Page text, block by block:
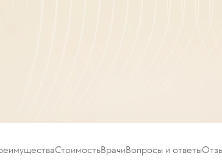
СтоимостьВрачиВопросы и ответы